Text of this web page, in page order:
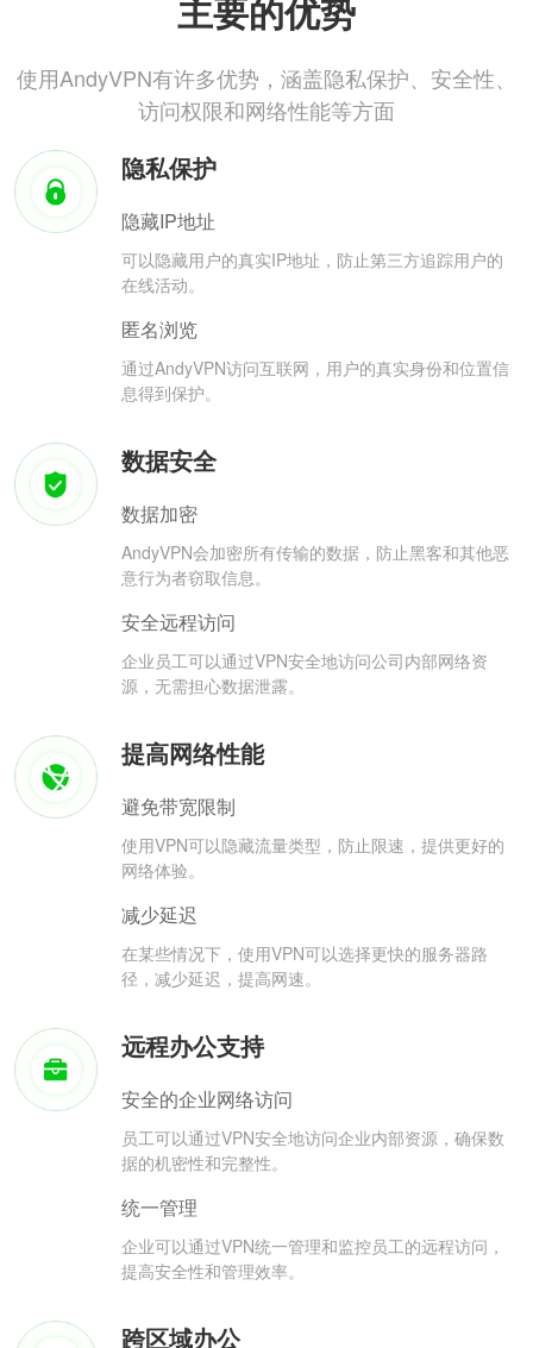
主要的优势
使用AndyVPN有许多优势，涵盖隐私保护、安全性、
访问权限和网络性能等方面
隐私保护
隐藏IP地址
可以隐藏用户的真实IP地址，防止第三方追踪用户的
在线活动。
匿名浏览
通过AndyVPN访问互联网，用户的真实身份和位置信
息得到保护。
数据安全
数据加密
AndyVPN会加密所有传输的数据，防止黑客和其他恶
意行为者窃取信息。
安全远程访问
企业员工可以通过VPN安全地访问公司内部网络资
源，无需担心数据泄露。
提高网络性能
避免带宽限制
使用VPN可以隐藏流量类型，防止限速，提供更好的
网络体验。
减少延迟
在某些情况下，使用VPN可以选择更快的服务器路
径，减少延迟，提高网速。
远程办公支持
安全的企业网络访问
员工可以通过VPN安全地访问企业内部资源，确保数
据的机密性和完整性。
统一管理
企业可以通过VPN统一管理和监控员工的远程访问，
提高安全性和管理效率。
跨区域办公